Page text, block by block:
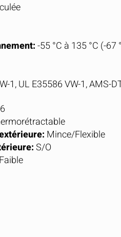
-55 °C à 135 °C (-67
1, UL E35586 VW-1, AMS-
6
Mince/Flexible
S/O
Faible